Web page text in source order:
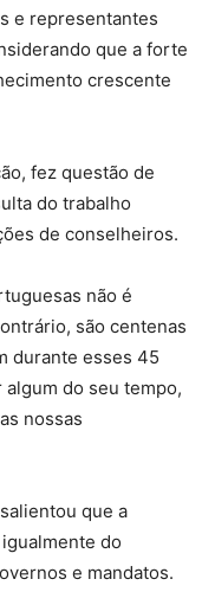
e representantes
que a forte
crescente
fez questão de
do trabalho
de conselheiros.
não é
são centenas
durante esses 45
do seu tempo,
nossas
que a
do
e mandatos.